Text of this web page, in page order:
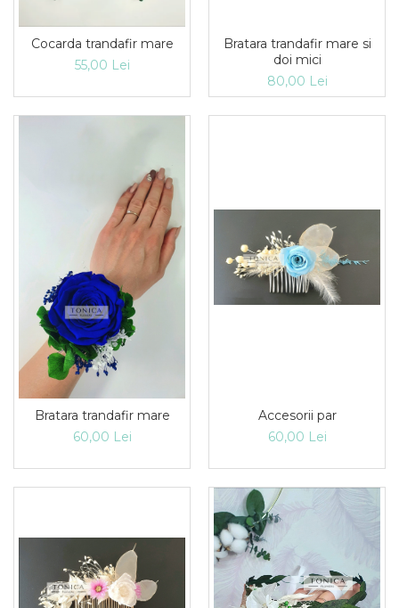
Cocarda trandafir mare
55,00 Lei
Bratara trandafir mare si
doi mici
80,00 Lei
Bratara trandafir mare
60,00 Lei
Accesorii par
60,00 Lei